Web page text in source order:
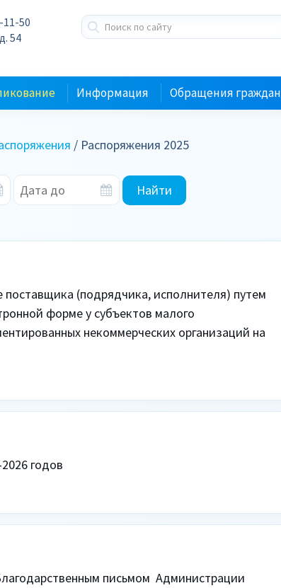
11-50
54
Информация Обращения граждан
/ Распоряжения 2025
Найти
(подрядчика, исполнителя) путем
форме у субъектов малого
некоммерческих организаций на
годов
письмом  Администрации